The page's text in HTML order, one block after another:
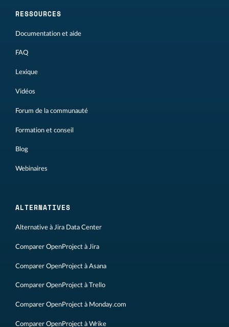
RESSOURCES
Documentation et aide
FAQ
Lexique
Vidéos
Forum de la communauté
Formation et conseil
Blog
Webinaires
ALTERNATIVES
Alternative à Jira Data Center
Comparer OpenProject à Jira
Comparer OpenProject à Asana
Comparer OpenProject à Trello
Comparer OpenProject à Monday.com
Comparer OpenProject à Wrike